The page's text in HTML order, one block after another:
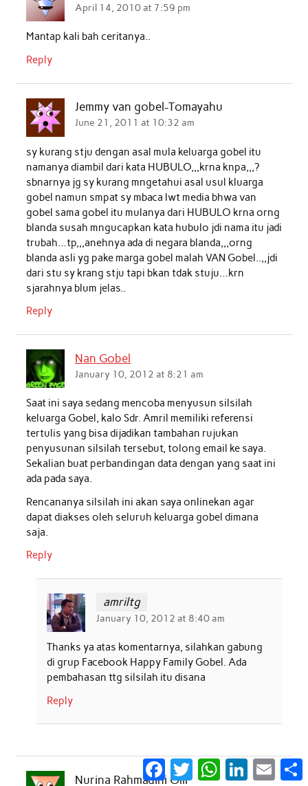
April 14, 2010 at 7:59 pm
Mantap kali bah ceritanya..
Reply
Jemmy van gobel-Tomayahu
June 21, 2011 at 10:32 am
sy kurang stju dengan asal mula keluarga gobel itu
namanya diambil dari kata HUBULO,,,krna knpa,,,?
sbnarnya jg sy kurang mngetahui asal usul kluarga
gobel namun smpat sy mbaca lwt media bhwa van
gobel sama gobel itu mulanya dari HUBULO krna orng
blanda susah mngucapkan kata hubulo jdi nama itu jadi
trubah…tp,,,anehnya ada di negara blanda,,,orng
blanda asli yg pake marga gobel malah VAN Gobel..,,jdi
dari stu sy krang stju tapi bkan tdak stuju…krn
sjarahnya blum jelas..
Reply
Nan Gobel
January 10, 2012 at 8:21 am
Saat ini saya sedang mencoba menyusun silsilah
keluarga Gobel, kalo Sdr. Amril memiliki referensi
tertulis yang bisa dijadikan tambahan rujukan
penyusunan silsilah tersebut, tolong email ke saya.
Sekalian buat perbandingan data dengan yang saat ini
ada pada saya.
Rencananya silsilah ini akan saya onlinekan agar
dapat diakses oleh seluruh keluarga gobel dimana
saja.
Reply
amriltg
January 10, 2012 at 8:40 am
Thanks ya atas komentarnya, silahkan gabung
di grup Facebook Happy Family Gobel. Ada
pembahasan ttg silsilah itu disana
Reply
Nurina Rahmadini Olii
Facebook
Twitter WhatsApp
LinkedInEmail